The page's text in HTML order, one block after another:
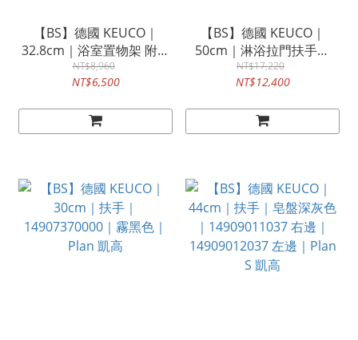
【BS】德國 KEUCO｜
32.8cm｜浴室置物架 附刮
板｜11559170000｜
Edition 400 凱高
NT$8,960
NT$6,500
【BS】德國 KEUCO｜
50cm｜淋浴拉門扶手｜
11108010502｜Edition 11
｜凱高
NT$17,220
NT$12,400